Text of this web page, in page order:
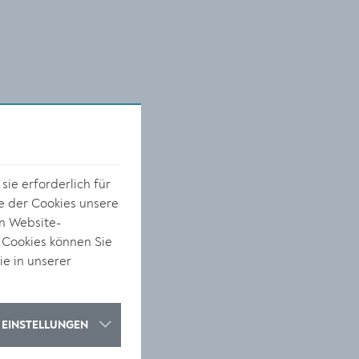
sie erforderlich für
Cookies unsere
Website-
können Sie
in unserer
EINSTELLUNGEN